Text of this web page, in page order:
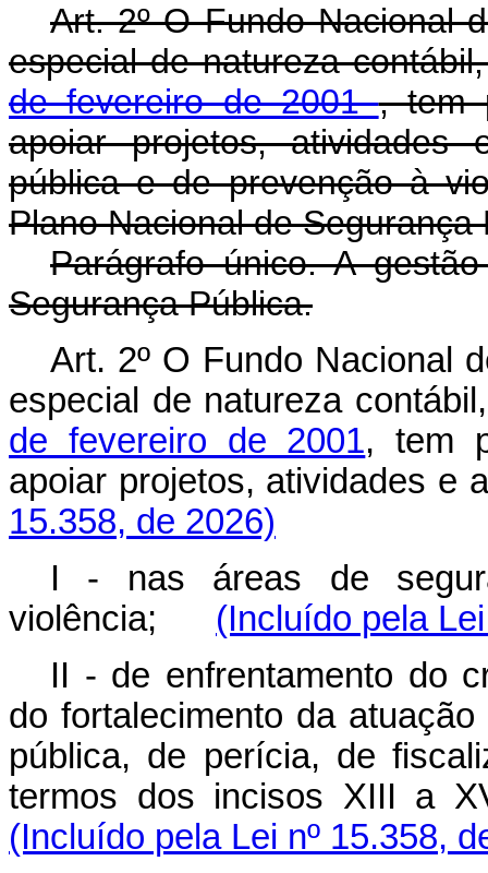
Art. 2º O Fundo Nacional
especial de natureza
de fevereiro de 2001, tem
apoiar projetos,
pública e de prevenção à
Plano Nacional de
Parágrafo único. A
Segurança Pública.
Art. 2º O Fundo Nacional
especial de natureza
de fevereiro de 2001, tem
apoiar projetos, atividades
15.358, de 2026)
I - nas áreas de
violência; (Incluído pela
II - de enfrentamento do
do fortalecimento da
pública, de perícia, de
termos dos incisos XIII a
(Incluído pela Lei nº 15.358,